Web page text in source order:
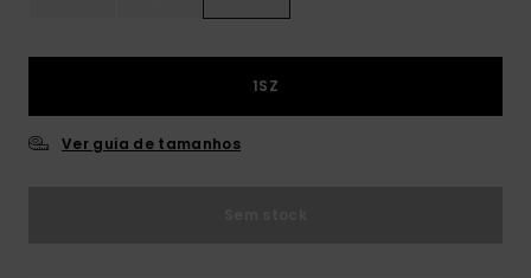
1SZ
Ver guia de tamanhos